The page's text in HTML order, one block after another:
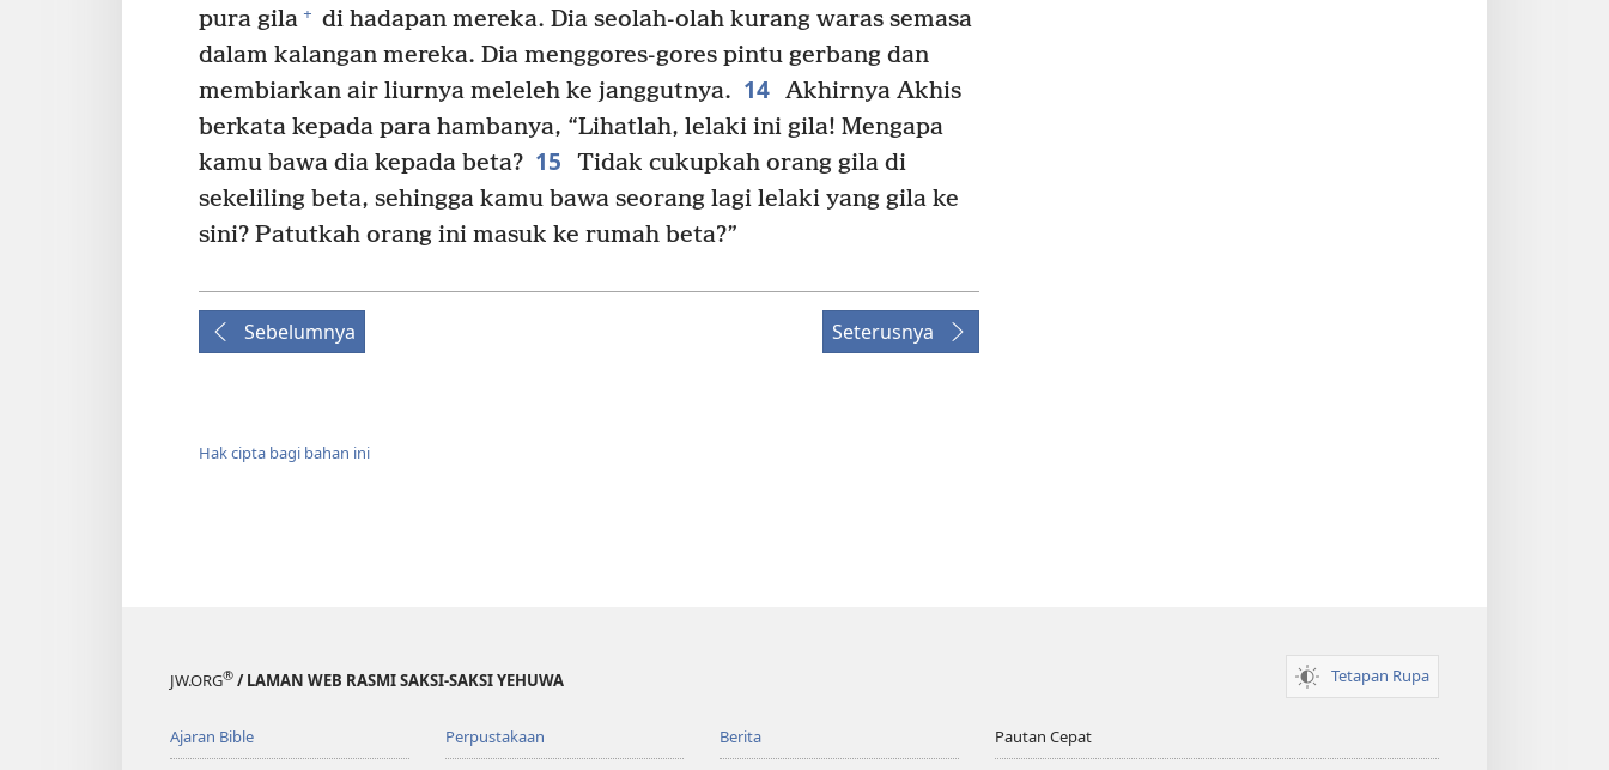
pura gila + di hadapan mereka. Dia seolah-olah kurang waras semasa
dalam kalangan mereka. Dia menggores-gores pintu gerbang dan
membiarkan air liurnya meleleh ke janggutnya. 14 Akhirnya Akhis
berkata kepada para hambanya, “Lihatlah, lelaki ini gila! Mengapa
kamu bawa dia kepada beta? 15
Tidak cukupkah orang gila di
sekeliling beta, sehingga kamu bawa seorang lagi lelaki yang gila ke
sini? Patutkah orang ini masuk ke rumah beta?”
Sebelumnya Seterusnya
Hak cipta bagi bahan ini
JW.ORG® / LAMAN WEB RASMI SAKSI-SAKSI YEHUWA Tetapan Rupa
Ajaran Bible Perpustakaan Berita Pautan Cepat